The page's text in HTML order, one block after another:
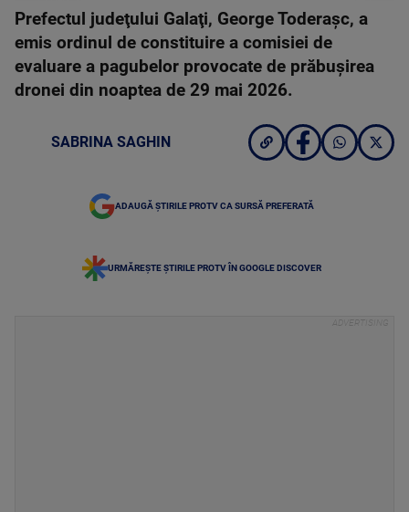
Prefectul judeţului Galaţi, George Toderaşc, a
emis ordinul de constituire a comisiei de
evaluare a pagubelor provocate de prăbuşirea
dronei din noaptea de 29 mai 2026.
SABRINA SAGHIN
ADAUGĂ ȘTIRILE PROTV CA SURSĂ PREFERATĂ
URMĂREȘTE ȘTIRILE PROTV ÎN GOOGLE DISCOVER